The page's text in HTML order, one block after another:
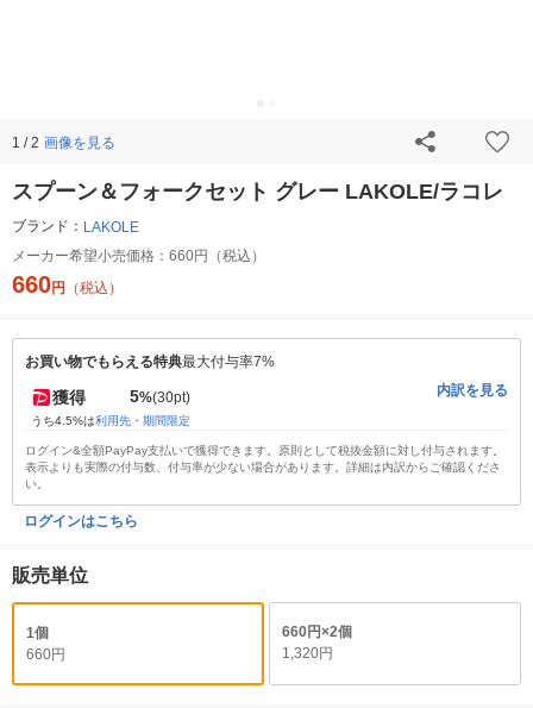
1 / 2 画像を見る
スプーン＆フォークセット グレー LAKOLE/ラコレ
ブランド： LAKOLE
メーカー希望小売価格： 660円（税込）
660円 （税込）
お買い物でもらえる特典最大付与率7%
獲得 5%(30pt)
うち4.5%は利用先・期間限定
内訳を見る
ログイン&全額PayPay支払いで獲得できます。原則として税抜金額に対し付与されます。
表示よりも実際の付与数、付与率が少ない場合があります。詳細は内訳からご確認くださ
い。
ログインはこちら
販売単位
1個
660円
660円×2個
1,320円